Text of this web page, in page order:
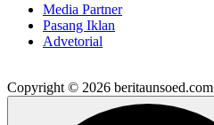
Media Partner
Pasang Iklan
Advetorial
Copyright © 2026 beritaunsoed.com